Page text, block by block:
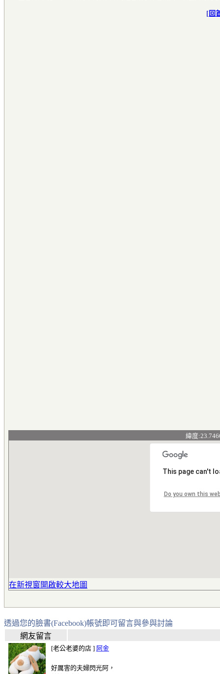
[ 回
緯度
This page can't
Do you own this
在新視窗開啟較大地圖
透過您的臉書(Facebook)帳號即可留言與參與討論
網友留言
[老公老婆的店 ] 阿金
好厲害的夫婦閃光阿，